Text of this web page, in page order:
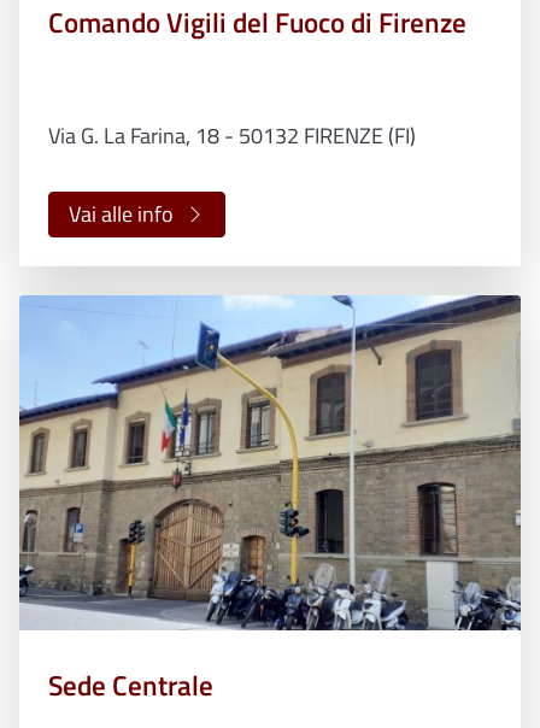
Comando Vigili del Fuoco di Firenze
Via G. La Farina, 18 - 50132 FIRENZE (FI)
Vai alle info
Sede Centrale